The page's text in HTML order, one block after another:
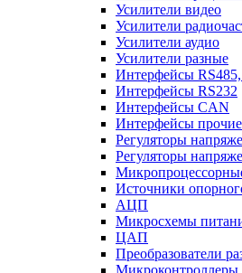
Усилители видео
Усилители
Усилители аудио
Усилители разные
Интерфейсы
Интерфейсы RS232
Интерфейсы CAN
Интерфейсы прочие
Регуляторы
Регуляторы
Источники
АЦП
Микросхемы
ЦАП
Преобразователи